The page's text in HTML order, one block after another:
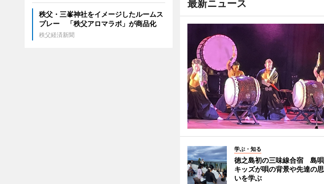
最新ニュース
学ぶ・知る
徳之島初の三味線合宿 島唄
キッズが唄の背景や先達の思
いを学ぶ
秩父・三峯神社をイメージしたルームス
プレー 「秩父アロマラボ」が商品化
秩父経済新聞